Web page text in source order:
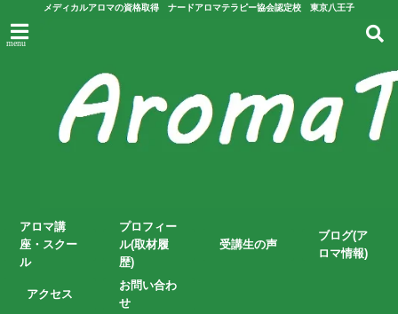
メディカルアロマの資格取得 ナードアロマテラピー協会認定校 東京八王子
menu
アロマ講
座・スクー
ル
プロフィー
ル(取材履
歴)
受講生の声
ブログ(ア
ロマ情報)
アクセス
お問い合わ
せ